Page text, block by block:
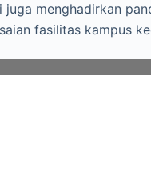
menghadirkan
fasilitas kampus